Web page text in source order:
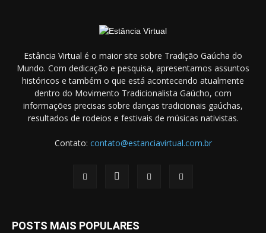
Estância Virtual é o maior site sobre Tradição Gaúcha do
Mundo. Com dedicação e pesquisa, apresentamos assuntos
históricos e também o que está acontecendo atualmente
dentro do Movimento Tradicionalista Gaúcho, com
informações precisas sobre danças tradicionais gaúchas,
resultados de rodeios e festivais de músicas nativistas.
Contato: contato@estanciavirtual.com.br
POSTS MAIS POPULARES